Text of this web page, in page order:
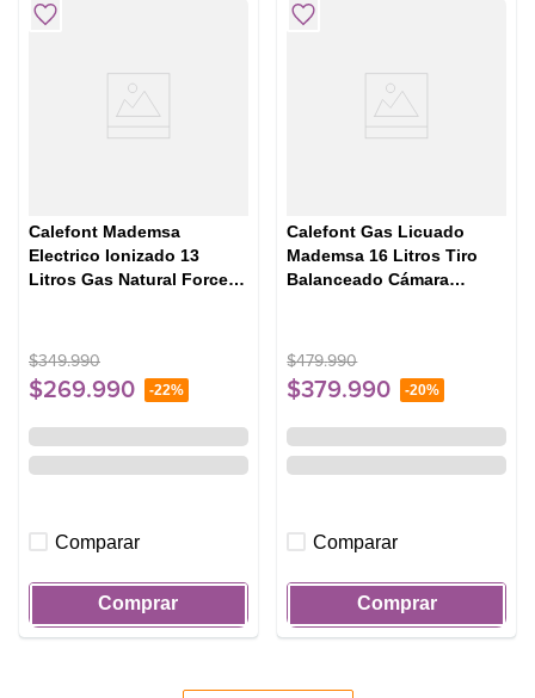
Calefont Mademsa
Electrico Ionizado 13
Litros Gas Natural Forced
$349.990
$269.990 -22%
Comparar
Comprar
Calefont Gas Licuado
Mademsa 16 Litros Tiro
Balanceado Cámara
$479.990
$379.990 -20%
Comparar
Comprar